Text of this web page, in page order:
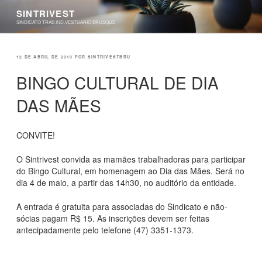
Pular
SINTRIVEST
SINDICATO TRAB.IND.VESTUARIO BRUSQUE
PUBLICADO
12 DE ABRIL DE 2019 POR SINTRIVESTBRU
BINGO CULTURAL DE DIA
DAS MÃES
CONVITE!
O Sintrivest convida as mamães trabalhadoras para participar
do Bingo Cultural, em homenagem ao Dia das Mães. Será no
dia 4 de maio, a partir das 14h30, no auditório da entidade.
A entrada é gratuita para associadas do Sindicato e não-
sócias pagam R$ 15. As inscrições devem ser feitas
antecipadamente pelo telefone (47) 3351-1373.